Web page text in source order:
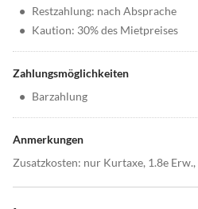
• Restzahlung: nach Absprache
• Kaution: 30% des Mietpreises
Zahlungsmöglichkeiten
• Barzahlung
Anmerkungen
Zusatzkosten: nur Kurtaxe, 1.8e